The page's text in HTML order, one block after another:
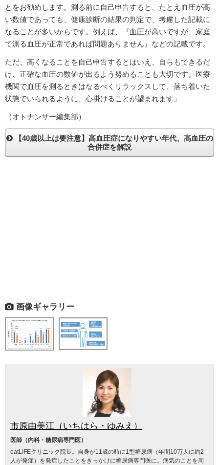
とをお勧めします。測る前に自己申告すると、たとえ血圧が高
い数値であっても、健康診断の結果の判定で、考慮した記載に
なることが多いからです。例えば、『血圧が高いですが、家庭
で測る血圧が正常であれば問題ありません』などの記載です。
ただ、高くなることを自己申告するとはいえ、自らもできるだ
け、正確な血圧の数値が出るよう努めることも大切です。医療
機関で血圧を測るときはなるべくリラックスして、落ち着いた
状態でいられるように、心掛けることが望まれます」
（オトナンサー編集部）
【40歳以上は要注意】高血圧症になりやすい年代、高血圧の
合併症を解説
画像ギャラリー
市原由美江（いちはら・ゆみえ）
医師（内科・糖尿病専門医）
eatLIFEクリニック院長。自身が11歳の時に1型糖尿病（年間10万人に約2
人が発症）を発症したことをきっかけに糖尿病専門医に。病気のことを周